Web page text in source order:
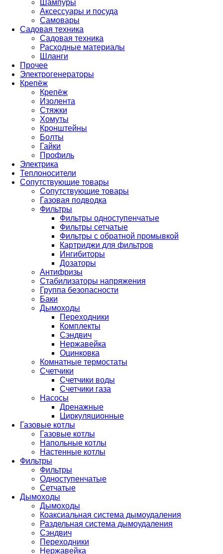
Шампуры
Аксессуары и посуда
Самовары
Садовая техника
Садовая техника
Расходные материалы
Шланги
Прочее
Электрогенераторы
Крепёж
Крепёж
Изолента
Стяжки
Хомуты
Кронштейны
Болты
Гайки
Профиль
Электрика
Теплоносители
Сопутствующие товары
Сопутствующие товары
Газовая подводка
Фильтры
Фильтры одноступенчатые
Фильтры сетчатые
Фильтры с обратной промывкой
Картриджи для фильтров
Ингибиторы
Дозаторы
Антифризы
Стабилизаторы напряжения
Группа безопасности
Баки
Дымоходы
Переходники
Комплекты
Сэндвич
Нержавейка
Оцинковка
Комнатные термостаты
Счетчики
Счетчики воды
Счетчики газа
Насосы
Дренажные
Циркуляционные
Газовые котлы
Газовые котлы
Напольные котлы
Настенные котлы
Фильтры
Фильтры
Одноступенчатые
Сетчатые
Дымоходы
Дымоходы
Коаксиальная система дымоудаления
Раздельная система дымоудаления
Сэндвич
Переходники
Нержавейка